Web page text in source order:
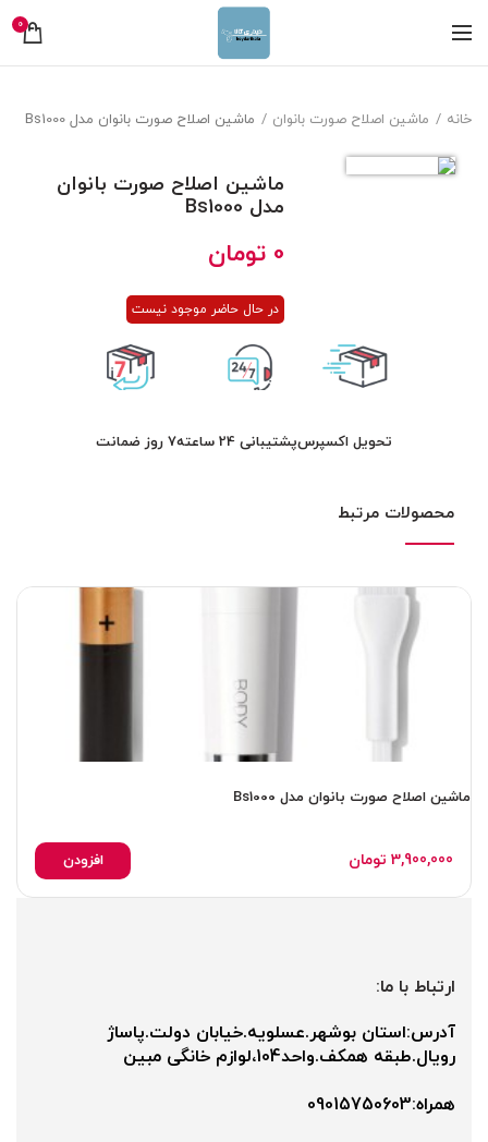
0
خانه ماشین اصلاح صورت بانوان ماشین اصلاح صورت بانوان مدل Bs1000
ماشین اصلاح صورت بانوان
مدل Bs1000
0 تومان
در حال حاضر موجود نیست
تحویل اکسپرسپشتیبانی 24 ساعته 7 روز ضمانت
محصولات مرتبط
ماشین اصلاح صورت بانوان مدل Bs1000
3,900,000 تومان افزودن
ارتباط با ما:
آدرس:استان بوشهر.عسلویه.خیابان دولت.پاساژ
رویال.طبقه همکف.واحد104،لوازم خانگی مبین
همراه:09015750603